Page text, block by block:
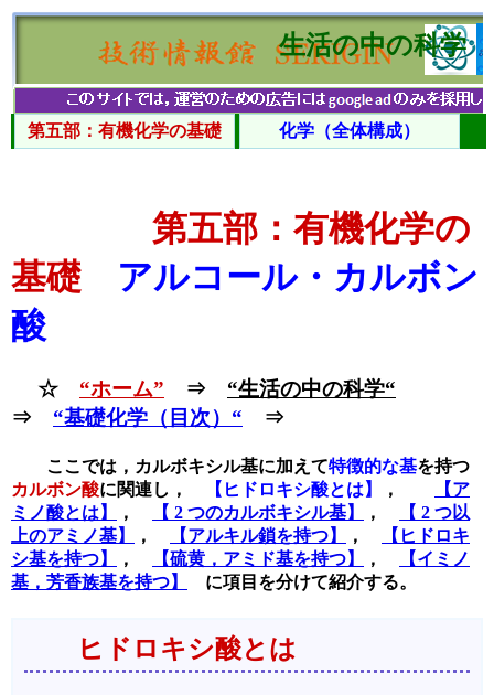
生活の中の科学
第五部：有機化学の基礎 化学（全体構成）
第五部：有機化学の
基礎 アルコール・カルボン
酸
☆ “ホーム” ⇒ “生活の中の科学“
⇒ “基礎化学（目次）“ ⇒
ここでは，カルボキシル基に加えて特徴的な基を持つ
カルボン酸に関連し， 【ヒドロキシ酸とは】 ，
【ア
ミノ酸とは】
， 【 2 つのカルボキシル基】 ，
【 2 つ以
上のアミノ基】
， 【アルキル鎖を持つ】 ，
【ヒドロキ
シ基を持つ】
， 【硫黄，アミド基を持つ】 ，
【イミノ
基，芳香族基を持つ】
に項目を分けて紹介する。
ヒドロキシ酸とは